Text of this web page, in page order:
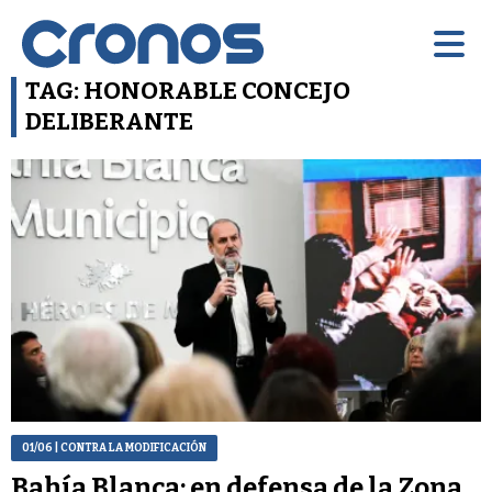
TAG: HONORABLE CONCEJO
DELIBERANTE
01/06 | CONTRA LA MODIFICACIÓN